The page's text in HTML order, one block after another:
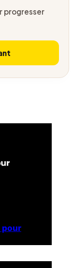
progresser
pour